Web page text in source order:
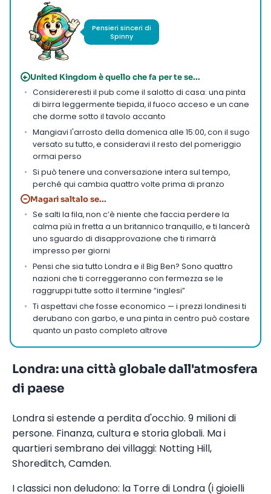
Pensieri sinceri di
Spinny
+ United Kingdom è quello che fa per te se...
Considereresti il pub come il salotto di casa: una pinta
di birra leggermente tiepida, il fuoco acceso e un cane
che dorme sotto il tavolo accanto
Mangiavi l'arrosto della domenica alle 15:00, con il sugo
versato su tutto, e consideravi il resto del pomeriggio
ormai perso
Si può tenere una conversazione intera sul tempo,
perché qui cambia quattro volte prima di pranzo
− Magari saltalo se...
Se salti la fila, non c’è niente che faccia perdere la
calma più in fretta a un britannico tranquillo, e ti lancerà
uno sguardo di disapprovazione che ti rimarrà
impresso per giorni
Pensi che sia tutto Londra e il Big Ben? Sono quattro
nazioni che ti correggeranno con fermezza se le
raggruppi tutte sotto il termine “inglesi”
Ti aspettavi che fosse economico — i prezzi londinesi ti
derubano con garbo, e una pinta in centro può costare
quanto un pasto completo altrove
Londra: una città globale dall'atmosfera
di paese
Londra si estende a perdita d'occhio. 9 milioni di
persone. Finanza, cultura e storia globali. Ma i
quartieri sembrano dei villaggi: Notting Hill,
Shoreditch, Camden.
I classici non deludono: la Torre di Londra (i gioielli